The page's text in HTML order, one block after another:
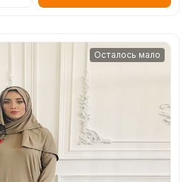
Осталось мало